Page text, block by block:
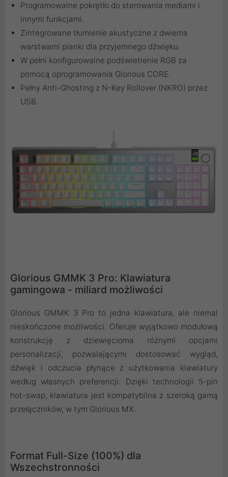
Programowalne pokrętło do sterowania mediami i
innymi funkcjami.
Zintegrowane tłumienie akustyczne z dwiema
warstwami pianki dla przyjemnego dźwięku.
W pełni konfigurowalne podświetlenie RGB za
pomocą oprogramowania Glorious CORE.
Pełny Anti-Ghosting z N-Key Rollover (NKRO) przez
USB.
Glorious GMMK 3 Pro: Klawiatura
gamingowa - miliard możliwości
Glorious GMMK 3 Pro to jedna klawiatura, ale niemal
nieskończone możliwości. Oferuje wyjątkowo modułową
konstrukcję z dziewięcioma różnymi opcjami
personalizacji, pozwalającymi dostosować wygląd,
dźwięk i odczucia płynące z użytkowania klawiatury
według własnych preferencji. Dzięki technologii 5-pin
hot-swap, klawiatura jest kompatybilna z szeroką gamą
przełączników, w tym Glorious MX.
Format Full-Size (100%) dla
Wszechstronności